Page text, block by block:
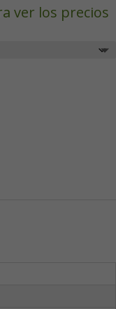
ver los precios